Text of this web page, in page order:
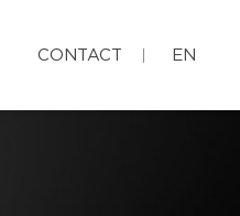
CONTACT EN